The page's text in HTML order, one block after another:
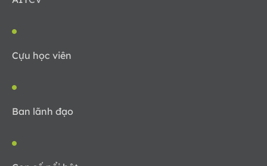
Cựu học viên
Ban lãnh đạo